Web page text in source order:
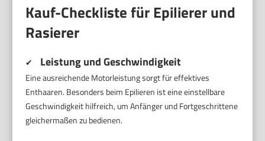
Kauf-Checkliste für Epilierer und
Rasierer
✔ Leistung und Geschwindigkeit
Eine ausreichende Motorleistung sorgt für effektives
Enthaaren. Besonders beim Epilieren ist eine einstellbare
Geschwindigkeit hilfreich, um Anfänger und Fortgeschrittene
gleichermaßen zu bedienen.